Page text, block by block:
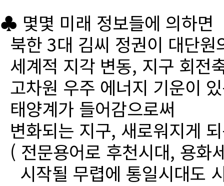
♣ 몇몇 미래 정보들에 의하면
북한 3대 김씨 정권이 대단
세계적 지각 변동, 지구 회전
고차원 우주 에너지 기운이
태양계가 들어감으로써
변화되는 지구, 새로워지게
( 전문용어로 후천시대, 용화
시작될 무렵에 통일시대도